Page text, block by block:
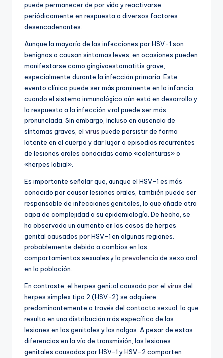
puede permanecer de por vida y reactivarse
periódicamente en respuesta a diversos factores
desencadenantes.
Aunque la mayoría de las infecciones por HSV-1 son
benignas o causan síntomas leves, en ocasiones pueden
manifestarse como gingivoestomatitis grave,
especialmente durante la infección primaria. Este
evento clínico puede ser más prominente en la infancia,
cuando el sistema inmunológico aún está en desarrollo y
la respuesta a la infección viral puede ser más
pronunciada. Sin embargo, incluso en ausencia de
síntomas graves, el virus puede persistir de forma
latente en el cuerpo y dar lugar a episodios recurrentes
de lesiones orales conocidas como «calenturas» o
«herpes labial».
Es importante señalar que, aunque el HSV-1 es más
conocido por causar lesiones orales, también puede ser
responsable de infecciones genitales, lo que añade otra
capa de complejidad a su epidemiología. De hecho, se
ha observado un aumento en los casos de herpes
genital causados por HSV-1 en algunas regiones,
probablemente debido a cambios en los
comportamientos sexuales y la prevalencia de sexo oral
en la población.
En contraste, el herpes genital causado por el virus del
herpes simplex tipo 2 (HSV-2) se adquiere
predominantemente a través del contacto sexual, lo que
resulta en una distribución más específica de las
lesiones en los genitales y las nalgas. A pesar de estas
diferencias en la vía de transmisión, las lesiones
genitales causadas por HSV-1 y HSV-2 comparten